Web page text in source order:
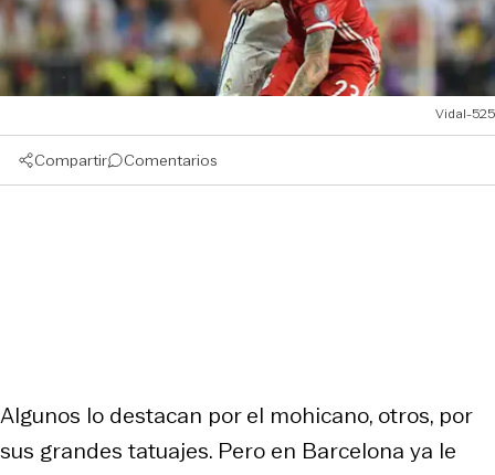
Vidal-525
Compartir Comentarios
Algunos lo destacan por el mohicano, otros, por
sus grandes tatuajes. Pero en Barcelona ya le